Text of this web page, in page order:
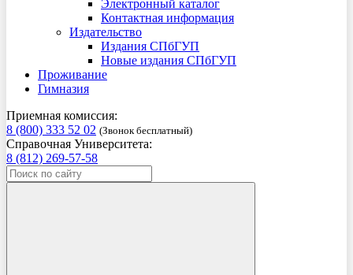
Электронный каталог
Контактная информация
Издательство
Издания СПбГУП
Новые издания СПбГУП
Проживание
Гимназия
Приемная комиссия:
8 (800) 333 52 02 (Звонок бесплатный)
Справочная Университета:
8 (812) 269-57-58